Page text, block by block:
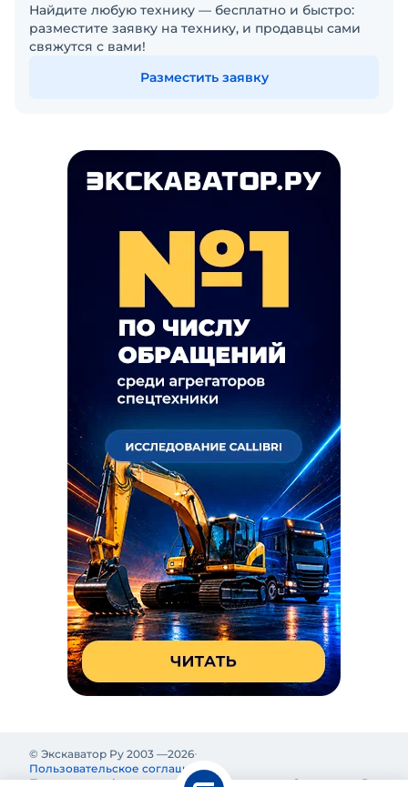
Найдите любую технику — бесплатно и быстро:
разместите заявку на технику, и продавцы сами
свяжутся с вами!
Разместить заявку
© Экскаватор Ру 2003 —2026
Пользовательское соглашение
Политика конфиденциальности
Реклама на Экскаватор Ру